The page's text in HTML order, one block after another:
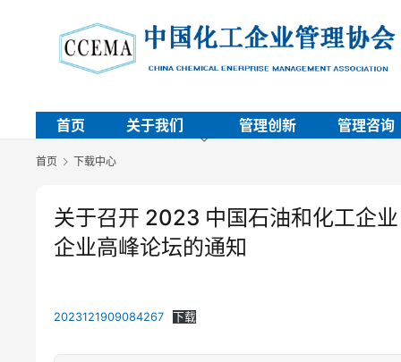
首页 关于我们 管理创新 管理咨询
首页 下载中心
关于召开 2023 中国石油和化工企
企业高峰论坛的通知
2023121909084267 下载